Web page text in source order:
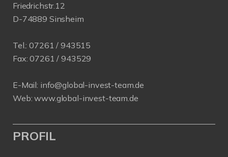
Friedrichstr.12
D-74889 Sinsheim
Tel.:07261 / 943515
Fax: 07261 / 943529
E-Mail: info@global-invest-team.de
Web:www.global-invest-team.de
PROFIL